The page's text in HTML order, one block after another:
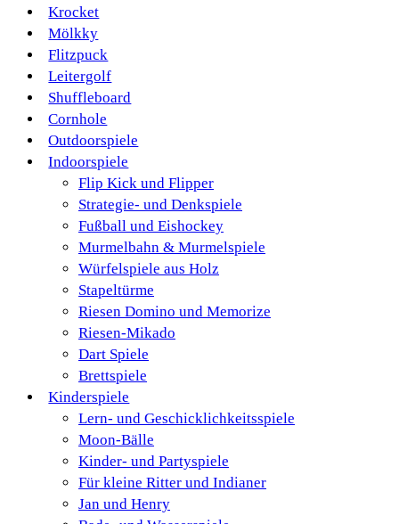
Krocket
Mölkky
Flitzpuck
Leitergolf
Shuffleboard
Cornhole
Outdoorspiele
Indoorspiele
Flip Kick und Flipper
Strategie- und Denkspiele
Fußball und Eishockey
Murmelbahn & Murmelspiele
Würfelspiele aus Holz
Stapeltürme
Riesen Domino und Memorize
Riesen-Mikado
Dart Spiele
Brettspiele
Kinderspiele
Lern- und Geschicklichkeitsspiele
Moon-Bälle
Kinder- und Partyspiele
Für kleine Ritter und Indianer
Jan und Henry